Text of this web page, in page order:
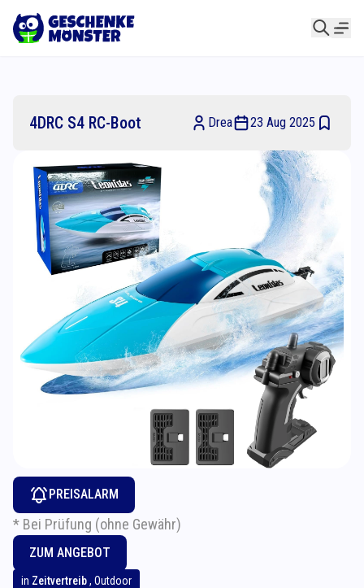
4DRC S4 RC-Boot Drea 23 Aug 2025
PREISALARM
* Bei Prüfung (ohne Gewähr)
ZUM ANGEBOT
in Zeitvertreib, Outdoor